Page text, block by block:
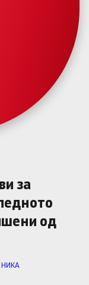
за
од